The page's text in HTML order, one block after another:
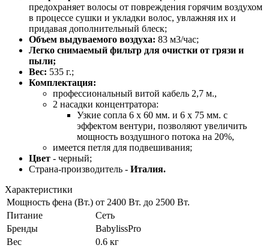
предохраняет волосы от повреждения горячим воздухом
в процессе сушки и укладки волос, увлажняя их и
придавая дополнительный блеск;
Объем выдуваемого воздуха: 83 м3/час;
Легко снимаемый фильтр для очистки от грязи и
пыли;
Вес: 535 г.;
Комплектация:
профессиональный витой кабель 2,7 м.,
2 насадки концентратора:
Узкие сопла 6 x 60 мм. и 6 x 75 мм. с
эффектом вентури, позволяют увеличить
мощность воздушного потока на 20%,
имеется петля для подвешивания;
Цвет - черный;
Страна-производитель - Италия.
Характеристики
Мощность фена (Вт.) от 2400 Вт. до 2500 Вт.
Питание
Сеть
Бренды
BabylissPro
Вес
0.6 кг